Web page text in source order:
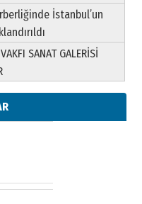
İstanbul’un
SANAT GALERİSİ
Şirin’e